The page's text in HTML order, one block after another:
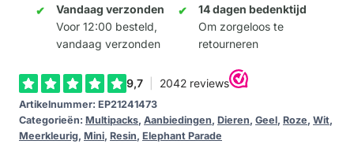
Vandaag verzonden
Voor 12:00 besteld,
vandaag verzonden
14 dagen bedenktijd
Om zorgeloos te
retourneren
Artikelnummer: EP21241473
Categorieën: Multipacks, Aanbiedingen, Dieren, Geel, Roze, Wit,
Meerkleurig, Mini, Resin, Elephant Parade